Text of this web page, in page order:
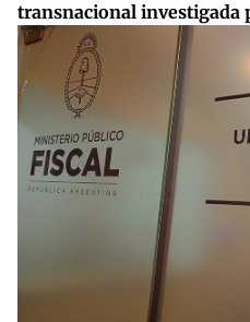
transnacional investigada